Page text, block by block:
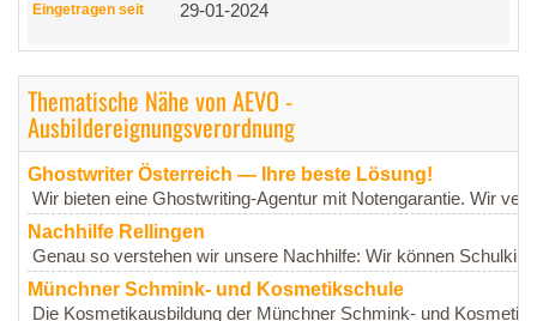
Eingetragen seit 29-01-2024
Thematische Nähe von AEVO -
Ausbildereignungsverordnung
Ghostwriter Österreich — Ihre beste Lösung!
Wir bieten eine Ghostwriting-Agentur mit Notengarantie. Wir
Nachhilfe Rellingen
Genau so verstehen wir unsere Nachhilfe: Wir können
Münchner Schmink- und Kosmetikschule
Die Kosmetikausbildung der Münchner Schmink- und